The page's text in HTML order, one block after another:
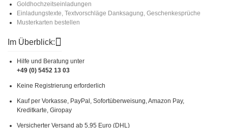
Goldhochzeitseinladungen
Einladungstexte, Textvorschläge Danksagung, Geschenkesprüche
Musterkarten bestellen
Im Überblick:
Hilfe und Beratung unter
+49 (0) 5452 13 03
Keine Registrierung erforderlich
Kauf per Vorkasse, PayPal, Sofortüberweisung, Amazon Pay,
Kreditkarte, Giropay
Versicherter Versand ab 5,95 Euro (DHL)